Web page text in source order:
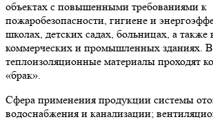
объектах с повышенными требованиями к
пожаробезопасности, гигиене и
школах, детских садах, больницах, а
коммерческих и промышленных зданиях.
теплоизоляционные материалы проходят
«брак».
Сфера применения продукции системы
водоснабжения и канализации;